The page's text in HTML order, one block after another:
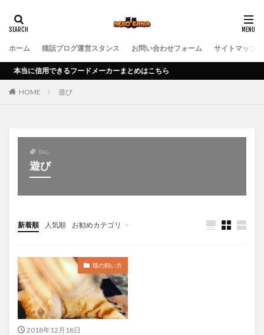
ホーム 猫話ブログ運営スタンス お問い合わせフォーム サイトマップ
用できるフードメーカーまとめはこちら
HOME 遊び
TAG
遊び
新着順 人気順 お勧めカテゴリ
アン
猫テレビ情報
猫の健康管理
猫の飼い方
2018年12月18日